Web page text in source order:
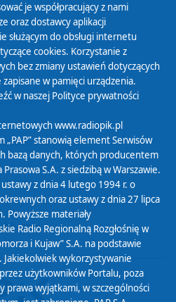
je współpracujący z nami
oraz dostawcy aplikacji
służącym do obsługi internetu
cookies. Korzystanie z
bez zmiany ustawień dotyczących
w pamięci urządzenia.
w naszej Polityce prywatności
www.radiopik.pl
„PAP” stanowią element Serwisów
bazą danych, których producentem
S.A. z siedzibą w Warszawie.
z dnia 4 lutego 1994 r. o
oraz ustawy z dnia 27 lipca
Powyższe materiały
Radio Regionalną Rozgłośnię w
i Kujaw” S.A. na podstawie
wykorzystywanie
użytkowników Portalu, poza
prawa wyjątkami, w szczególności